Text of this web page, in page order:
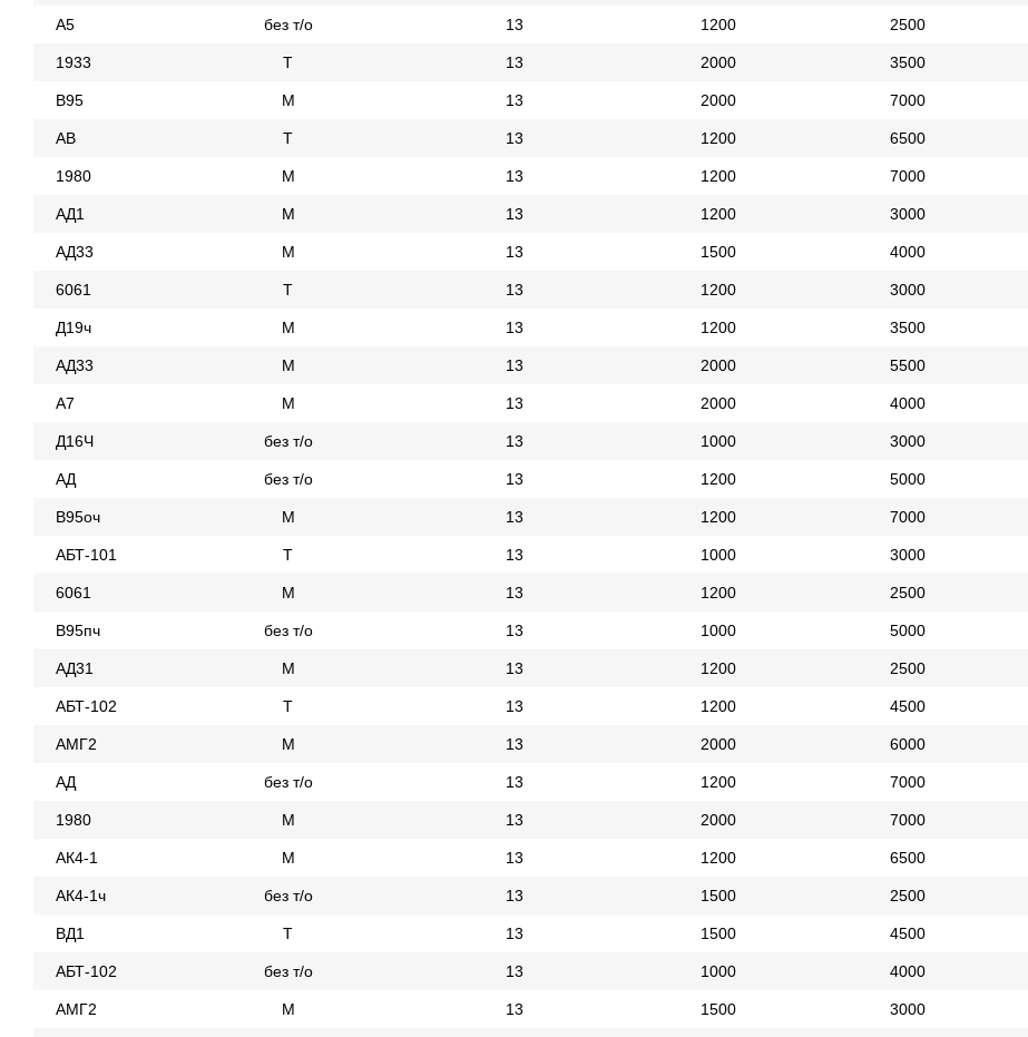
А5 без т/о 13 1200 2500
1933 Т 13 2000 3500
В95 М 13 2000 7000
АВ Т 13 1200 6500
1980 М 13 1200 7000
АД1 М 13 1200 3000
АД33 М 13 1500 4000
6061 Т 13 1200 3000
Д19ч М 13 1200 3500
АД33 М 13 2000 5500
А7 М 13 2000 4000
Д16Ч без т/о 13 1000 3000
АД без т/о 13 1200 5000
В95оч М 13 1200 7000
АБТ-101 Т 13 1000 3000
6061 М 13 1200 2500
В95пч без т/о 13 1000 5000
АД31 М 13 1200 2500
АБТ-102 Т 13 1200 4500
АМГ2 М 13 2000 6000
АД без т/о 13 1200 7000
1980 М 13 2000 7000
АК4-1 М 13 1200 6500
АК4-1ч без т/о 13 1500 2500
ВД1 Т 13 1500 4500
АБТ-102 без т/о 13 1000 4000
АМГ2 М 13 1500 3000